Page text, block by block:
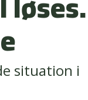
situation i